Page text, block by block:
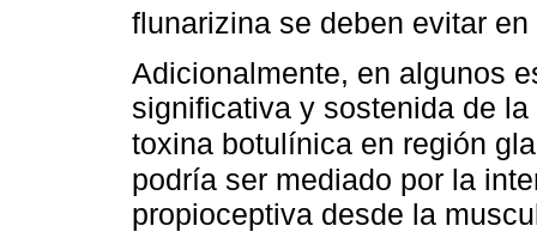
flunarizina se deben evitar
Adicionalmente, en algunos
significativa y sostenida de
toxina botulínica en región
podría ser mediado por la
propioceptiva desde la